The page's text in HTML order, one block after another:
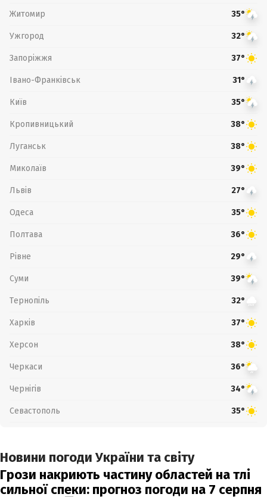
Житомир 35°
Ужгород 32°
Запоріжжя 37°
Івано-Франківськ 31°
Київ 35°
Кропивницький 38°
Луганськ 38°
Миколаїв 39°
Львів 27°
Одеса 35°
Полтава 36°
Рівне 29°
Суми 39°
Тернопіль 32°
Харків 37°
Херсон 38°
Черкаси 36°
Чернігів 34°
Севастополь 35°
Новини погоди України та світу
Грози накриють частину областей на тлі
сильної спеки: прогноз погоди на 7 серпня